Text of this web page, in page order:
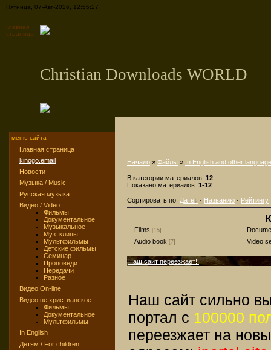
Пятница, 07-Авг-2026, 12:55:27
Главная
страница
Christian Downloads WORLD
меню сайта
Главная страница
kinogo.email
Новости
Музыка / Music
Русская музыка
Видео / Video
Фильмы
Документальное
Музыкальное
Муз. клипы
Мультфильмы
Детские фильмы
Семинар
Проповеди
Передачи
Разное
Видео On-line
Видео не христианское
Фильмы
Документальное
Мультфильмы
In English
Детям / For children
Начало » Файлы » In English and other
В категории материалов: 12
Показано материалов: 1-12
Сортировать по: Дате · Названию · Рейтингу
Films [15]
Audio book [7] Video
Наш сайт переезжает!!
Наш сайт сильно
портал с 100000
переезжает на